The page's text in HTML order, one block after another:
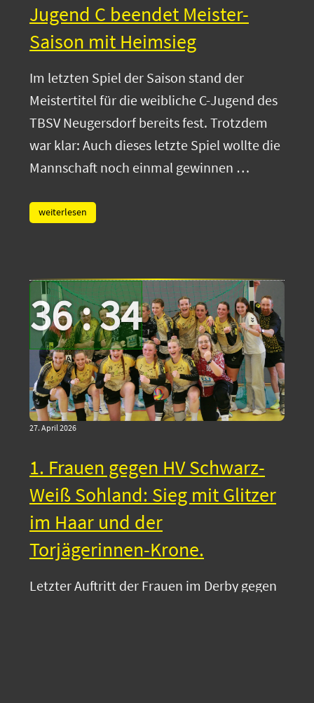
Jugend C beendet Meister-
Saison mit Heimsieg
Im letzten Spiel der Saison stand der
Meistertitel für die weibliche C-Jugend des
TBSV Neugersdorf bereits fest. Trotzdem
war klar: Auch dieses letzte Spiel wollte die
Mannschaft noch einmal gewinnen …
weiterlesen
36 : 34
27. April 2026
1. Frauen gegen HV Schwarz-
Weiß Sohland: Sieg mit Glitzer
im Haar und der
Torjägerinnen-Krone.
Letzter Auftritt der Frauen im Derby gegen